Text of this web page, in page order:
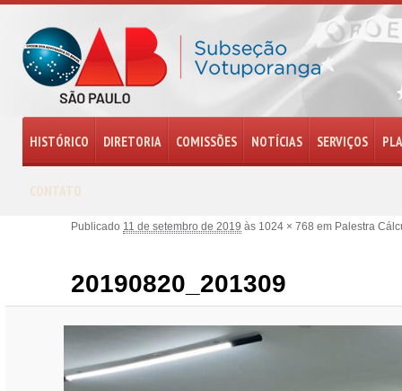
HISTÓRICO DIRETORIA COMISSÕES NOTÍCIAS SERVIÇOS
CONTATO
20190820_201309
Publicado 11 de setembro de 2019 às 1024 × 768 em Palestra